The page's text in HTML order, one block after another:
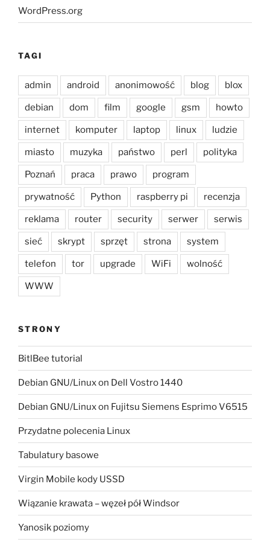
WordPress.org
TAGI
admin android anonimowość blog blox
debian dom film google gsm howto
internet komputer laptop linux ludzie
miasto muzyka państwo perl polityka
Poznań praca prawo program
prywatność Python raspberry pi recenzja
reklama router security serwer serwis
sieć skrypt sprzęt strona system
telefon tor upgrade WiFi wolność
WWW
STRONY
BitlBee tutorial
Debian GNU/Linux on Dell Vostro 1440
Debian GNU/Linux on Fujitsu Siemens Esprimo V6515
Przydatne polecenia Linux
Tabulatury basowe
Virgin Mobile kody USSD
Wiązanie krawata – węzeł pół Windsor
Yanosik poziomy